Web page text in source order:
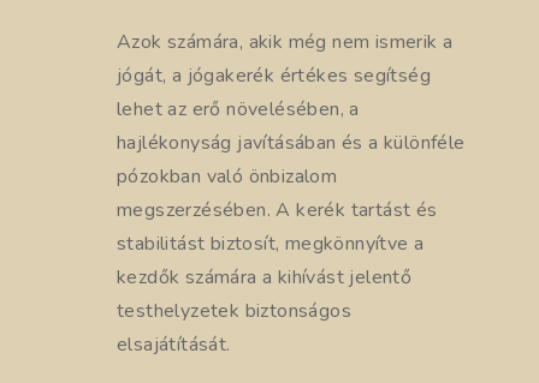
Azok számára, akik még nem ismerik a
jógát, a jógakerék értékes segítség
lehet az erő növelésében, a
hajlékonyság javításában és a különféle
pózokban való önbizalom
megszerzésében. A kerék tartást és
stabilitást biztosít, megkönnyítve a
kezdők számára a kihívást jelentő
testhelyzetek biztonságos
elsajátítását.